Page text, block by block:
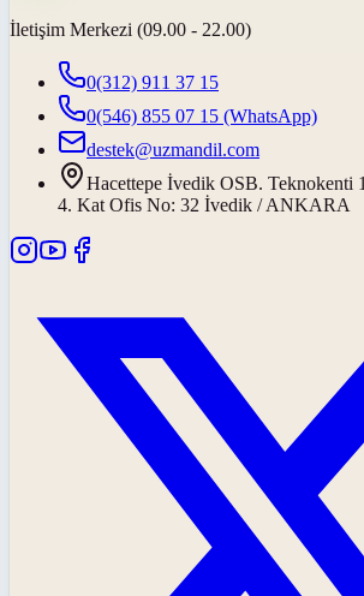
İletişim Merkezi (09.00 - 22.00)
0(312) 911 37 15
0(546) 855 07 15 (WhatsApp)
destek@uzmandil.com
Hacettepe İvedik OSB. Teknokenti
4. Kat Ofis No: 32 İvedik / ANKARA